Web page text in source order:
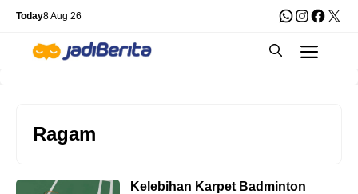
Skip
content
Today8 Aug 26 WhatsApp
X
Ragam
Kelebihan Karpet Badminton